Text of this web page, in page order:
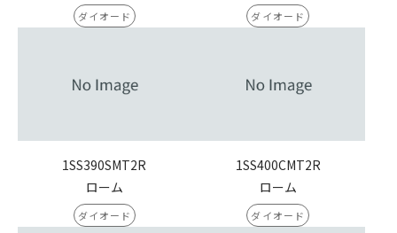
ダイオード ダイオード
1SS390SMT2R
ローム
ダイオード
1SS400CMT2R
ローム
ダイオード